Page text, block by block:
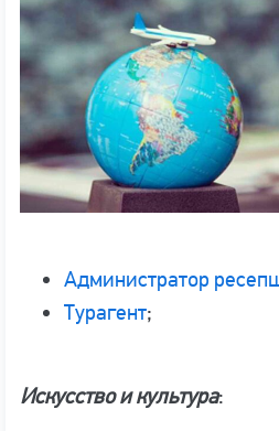
Администратор
Турагент;
Искусство и культура: